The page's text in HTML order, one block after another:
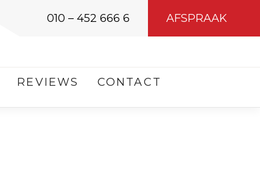
010 – 452 666 6 AFSPRAAK
REVIEWS CONTACT